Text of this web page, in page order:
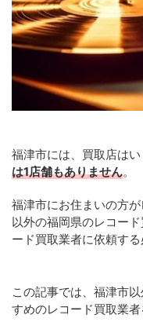
福津市には、買取店はい
は1店舗もありません。
福津市にお住まいの方
以外の福岡県のレコー
ード買取業者に依頼する
この記事では、福津市
すめのレコード買取業者